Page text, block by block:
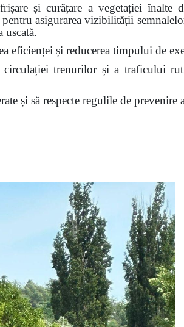
și curățare a vegetației înalte
asigurarea vizibilității
uscată.
eficienței și reducerea timpului de
circulației trenurilor și a traficului
și să respecte regulile de prevenire